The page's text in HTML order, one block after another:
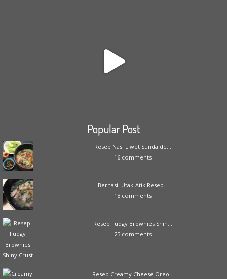
Popular Post
Resep Nasi Liwet Sunda de...
16 comments
Berhasil Utak-Atik Resep...
18 comments
Resep Fudgy Brownies Shin...
25 comments
Resep Creamy Cheese Oreo...